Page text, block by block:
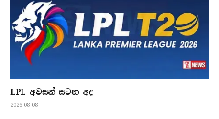
LPL අවසන් සටන අද
2026-08-08